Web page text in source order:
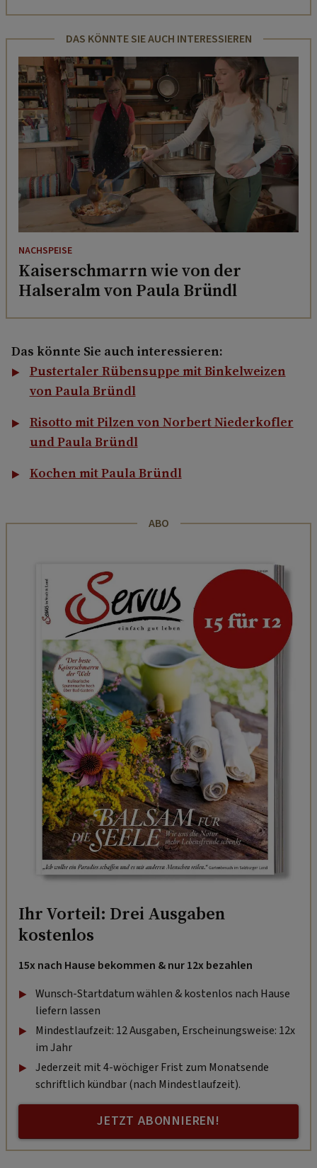
DAS KÖNNTE SIE AUCH INTERESSIEREN
NACHSPEISE
Kaiserschmarrn wie von der
Halseralm von Paula Bründl
Das könnte Sie auch interessieren:
Pustertaler Rübensuppe mit Binkelweizen
von Paula Bründl
Risotto mit Pilzen von Norbert Niederkofler
und Paula Bründl
Kochen mit Paula Bründl
ABO
Ihr Vorteil: Drei Ausgaben
kostenlos
15x nach Hause bekommen & nur 12x bezahlen
Wunsch-Startdatum wählen & kostenlos nach Hause
liefern lassen
Mindestlaufzeit: 12 Ausgaben, Erscheinungsweise: 12x
im Jahr
Jederzeit mit 4-wöchiger Frist zum Monatsende
schriftlich kündbar (nach Mindestlaufzeit).
JETZT ABONNIEREN!